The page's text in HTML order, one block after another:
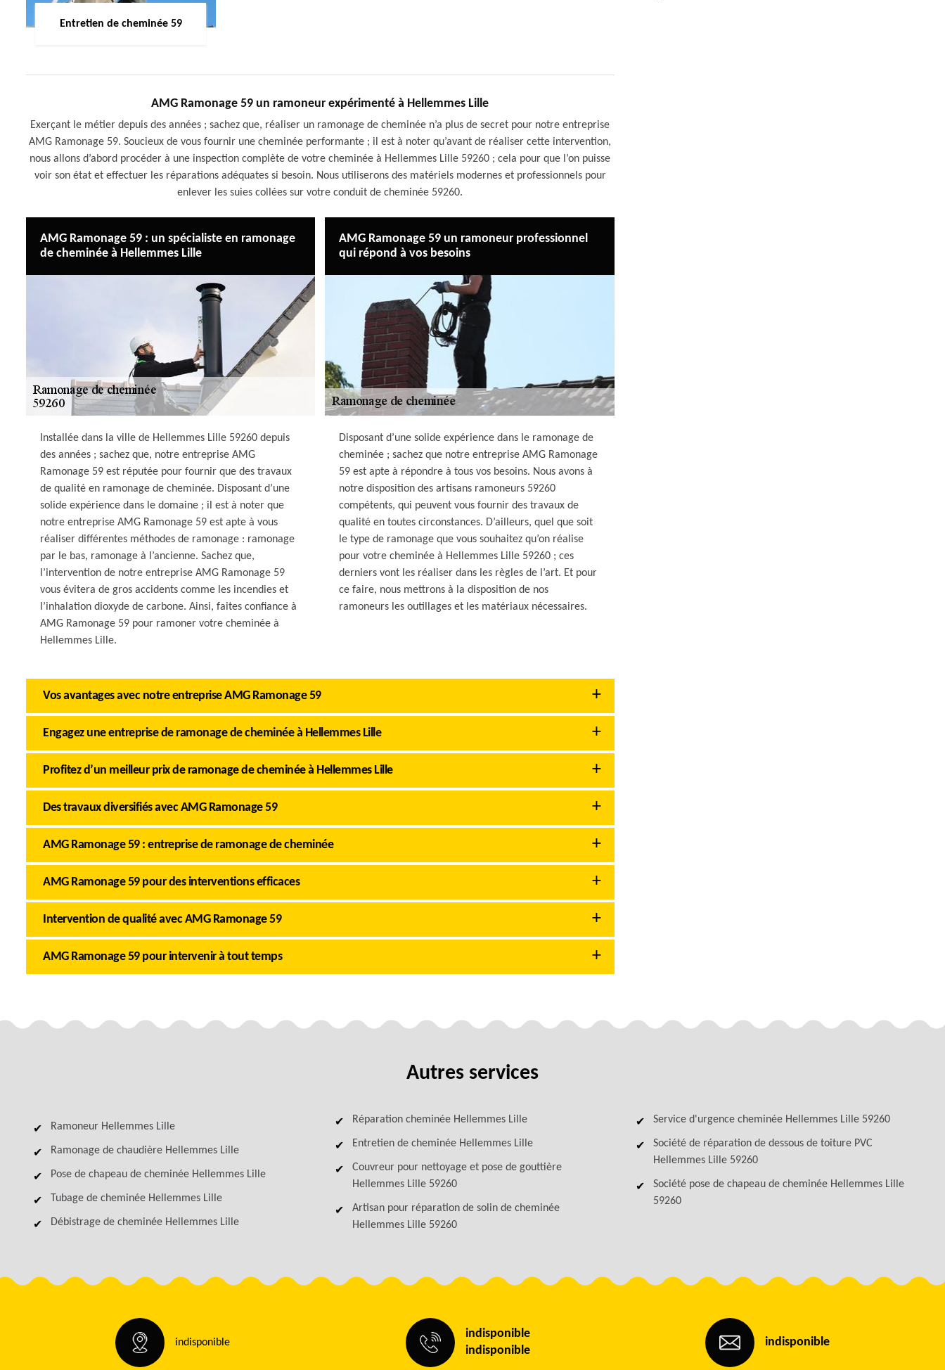
Entretien de cheminée 59
AMG Ramonage 59 un ramoneur expérimenté à Hellemmes Lille
Exerçant le métier depuis des années ; sachez que, réaliser un ramonage de cheminée n’a plus de secret pour notre entreprise
AMG Ramonage 59. Soucieux de vous fournir une cheminée performante ; il est à noter qu’avant de réaliser cette intervention,
nous allons d’abord procéder à une inspection complète de votre cheminée à Hellemmes Lille 59260 ; cela pour que l’on puisse
voir son état et effectuer les réparations adéquates si besoin. Nous utiliserons des matériels modernes et professionnels pour
enlever les suies collées sur votre conduit de cheminée 59260.
AMG Ramonage 59 : un spécialiste en ramonage
de cheminée à Hellemmes Lille
Installée dans la ville de Hellemmes Lille 59260 depuis
des années ; sachez que, notre entreprise AMG
Ramonage 59 est réputée pour fournir que des travaux
de qualité en ramonage de cheminée. Disposant d’une
solide expérience dans le domaine ; il est à noter que
notre entreprise AMG Ramonage 59 est apte à vous
réaliser différentes méthodes de ramonage : ramonage
par le bas, ramonage à l’ancienne. Sachez que,
l’intervention de notre entreprise AMG Ramonage 59
vous évitera de gros accidents comme les incendies et
l’inhalation dioxyde de carbone. Ainsi, faites confiance à
AMG Ramonage 59 pour ramoner votre cheminée à
Hellemmes Lille.
AMG Ramonage 59 un ramoneur professionnel
qui répond à vos besoins
Disposant d’une solide expérience dans le ramonage de
cheminée ; sachez que notre entreprise AMG Ramonage
59 est apte à répondre à tous vos besoins. Nous avons à
notre disposition des artisans ramoneurs 59260
compétents, qui peuvent vous fournir des travaux de
qualité en toutes circonstances. D’ailleurs, quel que soit
le type de ramonage que vous souhaitez qu’on réalise
pour votre cheminée à Hellemmes Lille 59260 ; ces
derniers vont les réaliser dans les règles de l’art. Et pour
ce faire, nous mettrons à la disposition de nos
ramoneurs les outillages et les matériaux nécessaires.
Vos avantages avec notre entreprise AMG Ramonage 59
Engagez une entreprise de ramonage de cheminée à Hellemmes Lille
Profitez d’un meilleur prix de ramonage de cheminée à Hellemmes Lille
Des travaux diversifiés avec AMG Ramonage 59
AMG Ramonage 59 : entreprise de ramonage de cheminée
AMG Ramonage 59 pour des interventions efficaces
Intervention de qualité avec AMG Ramonage 59
AMG Ramonage 59 pour intervenir à tout temps
Autres services
Ramoneur Hellemmes Lille
Ramonage de chaudière Hellemmes Lille
Pose de chapeau de cheminée Hellemmes Lille
Tubage de cheminée Hellemmes Lille
Débistrage de cheminée Hellemmes Lille
Réparation cheminée Hellemmes Lille
Entretien de cheminée Hellemmes Lille
Couvreur pour nettoyage et pose de gouttière
Hellemmes Lille 59260
Artisan pour réparation de solin de cheminée
Hellemmes Lille 59260
Service d'urgence cheminée Hellemmes Lille 59260
Société de réparation de dessous de toiture PVC
Hellemmes Lille 59260
Société pose de chapeau de cheminée Hellemmes Lille
59260
indisponible
indisponible
indisponible
indisponible